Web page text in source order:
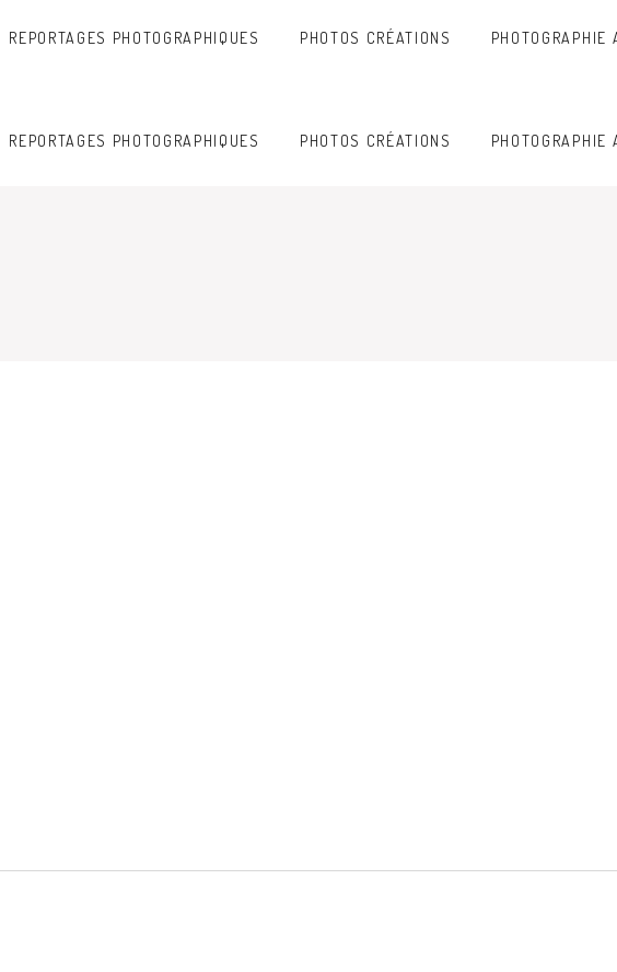
REPORTAGES PHOTOGRAPHIQUES PHOTOS CRÉATIONS PHOTOGRAPHIE
REPORTAGES PHOTOGRAPHIQUES PHOTOS CRÉATIONS PHOTOGRAPHIE